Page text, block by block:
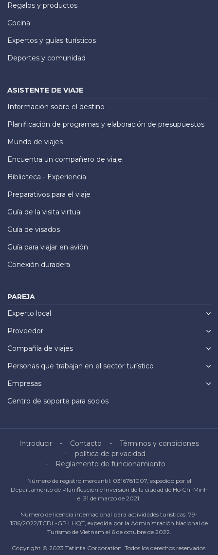
Regalos y productos
Cocina
Expertos y guías turísticos
Deportes y comunidad
ASISTENTE DE VIAJE
Información sobre el destino
Planificación de programas y elaboración de presupuestos
Mundo de viajes
Encuentra un compañero de viaje.
Biblioteca - Experiencia
Preparativos para el viaje
Guía de la visita virtual
Guía de visados
Guía para viajar en avión
Conexión duradera
PAREJA
Experto local
Proveedor
Compañía de viajes
Personas que trabajan en el sector turístico
Empresas
Centro de soporte para socios
Introducir Contacto
Términos y condiciones
política de privacidad
Reglamento de funcionamiento
Número de registro mercantil: 0316781007, expedido por el
Departamento de Planificación e Inversión de la ciudad de Ho Chi Minh
el 31 de marzo de 2021.
Número de licencia internacional para actividades turísticas: 79-
1516/2022/TCDL-GP LHQT, expedida por la Administración Nacional de
Turismo de Vietnam el 6 de octubre de 2022.
Copyright © 2023 Tatinta Corporation. Todos los derechos reservados.